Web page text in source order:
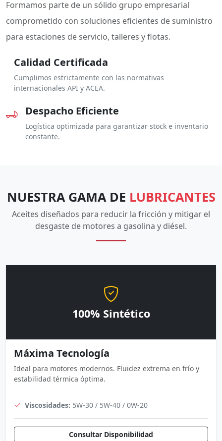
Formamos parte de un sólido grupo empresarial
comprometido con soluciones eficientes de suministro
para estaciones de servicio, talleres y flotas.
Calidad Certificada
Cumplimos estrictamente con las normativas
internacionales API y ACEA.
Despacho Eficiente
Logística optimizada para garantizar stock e inventario
constante.
NUESTRA GAMA DE LUBRICANTES
Aceites diseñados para reducir la fricción y mitigar el
desgaste de motores a gasolina y diésel.
100% Sintético
Máxima Tecnología
Ideal para motores modernos. Fluidez extrema en frío y
estabilidad térmica óptima.
Viscosidades: 5W-30 / 5W-40 / 0W-20
Consultar Disponibilidad